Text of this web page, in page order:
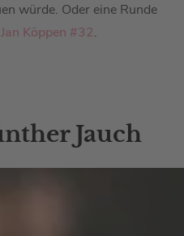
würde. Oder eine Runde
Jan Köppen #32.
Jauch